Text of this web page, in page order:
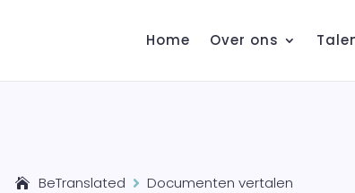
Home Over ons
BeTranslated  Documenten vertalen